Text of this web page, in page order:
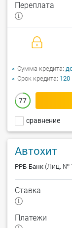
сравнение
Переплата
77
Сумма кредита
Срок кредита 120
Автохит
РРБ-Банк (Лиц. №
Ставка
Платежи